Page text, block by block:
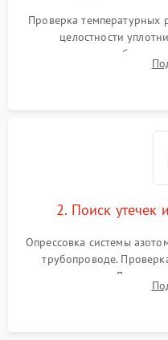
Проверка температурных
целостности
сопротивления обмоток
считывание кодов
2. Поиск утечек
Опрессовка системы
трубопроводе.
течеискателем.
продувка капиллярной